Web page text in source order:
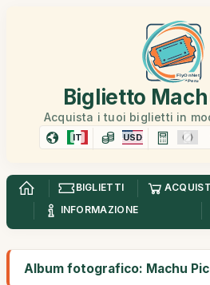
Biglietto
Acquista i tuoi biglietti in
IT USD
BIGLIETTI
INFORMAZIONE
Album fotografico: Machu